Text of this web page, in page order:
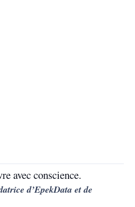
avec conscience.
d’EpekData et de